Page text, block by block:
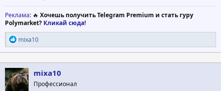
Реклама: 🔥 Хочешь получить Telegram Premium и стать гуру
Polymarket? Кликай сюда!
Р
е
а
к
ц
и
и
mixa10
mixa10
Профессионал